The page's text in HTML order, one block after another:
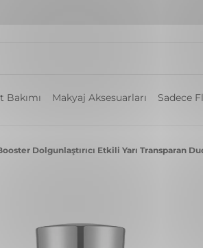
Bakımı Makyaj Aksesuarları Sadece
Dolgunlaştırıcı Etkili Yarı Transparan